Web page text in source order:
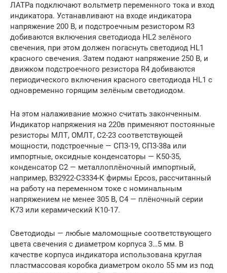
ЛАТРа подключают вольтметр переменного тока и вход
индикатора. Устанавливают на входе индикатора
напряжение 200 В, и подстроечным резистором R3
добиваются включения светодиода HL2 зелёного
свечения, при этом должен погаснуть светодиод HL1
красного свечения. Затем подают напряжение 250 В, и
движком подстроечного резистора R4 добиваются
периодического включения красного светодиода HL1 с
одновременно горящим зелёным светодиодом.
На этом налаживание можно считать законченным.
Индикатор напряжения на 220в применяют постоянные
резисторы МЛТ, ОМЛТ, С2-23 соответствующей
мощности, подстроечные — СП3-19, СП3-38а или
импортные, оксидные конденсаторы — К50-35,
конденсатор С2 — металлоплёночный импортный,
например, В32922-С3334-К фирмы Epcos, рассчитанный
на работу на переменном токе с номинальным
напряжением не менее 305 В, С4 — плёночный серии
К73 или керамический К10-17.
Светодиоды — любые маломощные соответствующего
цвета свечения с диаметром корпуса 3…5 мм. В
качестве корпуса индикатора использована круглая
пластмассовая коробка диаметром около 55 мм из под